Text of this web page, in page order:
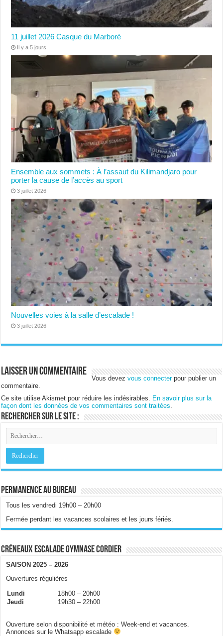
11 juillet 2026 Casque du Marboré
Il y a 5 jours
Ensemble aux sommets : À l’assaut du Kilimandjaro pour
porter la cause de l’accès au sport
3 juillet 2026
Nouvelles voies à la salle d’escalade !
3 juillet 2026
Laisser un commentaire
Vous devezvous connecterpour publier un
commentaire.
Ce site utilise Akismet pour réduire les indésirables.
En savoir plus sur la
façon dont les données de vos commentaires sont traitées
Rechercher sur le site :
Permanence au bureau
Tous les vendredi 19h00 – 20h00
Fermée perdant les vacances scolaires et les jours fériés.
Créneaux escalade gymnase Cordier
SAISON 2025 – 2026
Ouvertures régulières
Lundi
18h00 – 20h00
Jeudi
19h30 – 22h00
Ouverture selon disponibilité et météo : Week-end et vacances.
Annonces sur le Whatsapp escalade